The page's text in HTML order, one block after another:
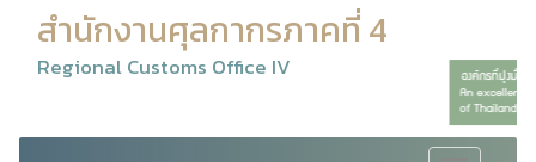
สำนักงานศุลกากรภาคที่ 4
Regional Customs Office IV